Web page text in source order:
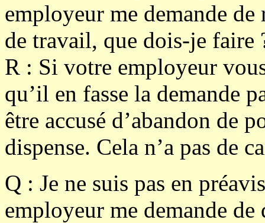
employeur me demande
de travail, que dois-je faire
R : Si votre employeur
qu’il en fasse la demande
être accusé d’abandon de
dispense. Cela n’a pas de
Q : Je ne suis pas en
employeur me demande